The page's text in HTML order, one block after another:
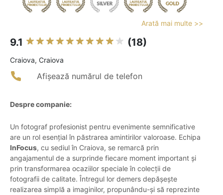
Arată mai multe >>
9.1 (18)
Craiova, Craiova
Afișează numărul de telefon
Despre companie:
Un fotograf profesionist pentru evenimente semnificative
are un rol esențial în păstrarea amintirilor valoroase. Echipa
InFocus, cu sediul în Craiova, se remarcă prin
angajamentul de a surprinde fiecare moment important și
prin transformarea ocaziilor speciale în colecții de
fotografii de calitate. Întregul lor demers depășește
realizarea simplă a imaginilor, propunându-și să reprezinte